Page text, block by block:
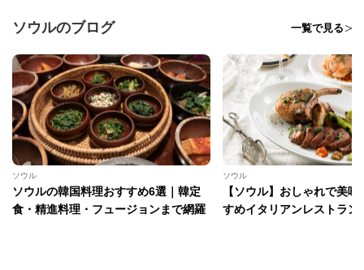
ソウルのブログ 一覧で見る
ソウル
ソウルの韓国料理おすすめ6選｜韓定
食・精進料理・フュージョンまで網羅
ソウル
【ソウル】おしゃれで美
すめイタリアンレストラン